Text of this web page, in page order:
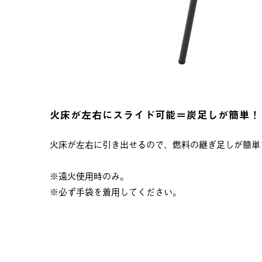
火床が左右にスライド可能＝炭足しが簡単！
火床が左右に引き出せるので、燃料の継ぎ足しが簡
※遠火使用時のみ。
※必ず手袋を着用してください。